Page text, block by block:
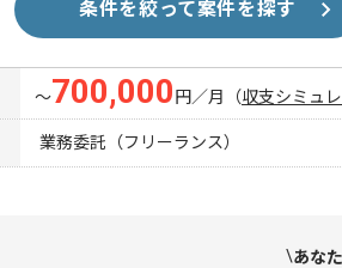
条件を絞って案件を探す
〜700,000 円／月 （収支シミュ
業務委託（フリーランス）
あな